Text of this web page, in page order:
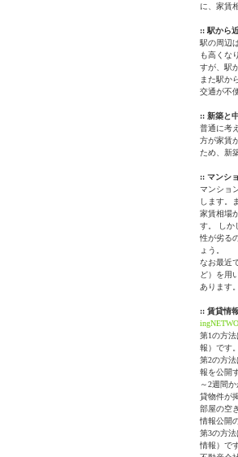
に、家賃
:: 駅から
駅の周辺
も高くな
すが、駅
また駅か
交通が不
:: 新築と
普通に考
方が家賃
ため、新
:: マンシ
マンショ
します。
家賃相場
す。 しか
性が劣る
ょう。
なお最近
ど）を用
あります
:: 賃貸情
第1の方
報）です
第2の方
報を公開
～2週間
貸物件が
部屋の空
情報公開
第3の方
情報）で